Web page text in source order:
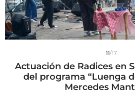
11/17
Actuación de Radices en
del programa “Luenga
Mercedes